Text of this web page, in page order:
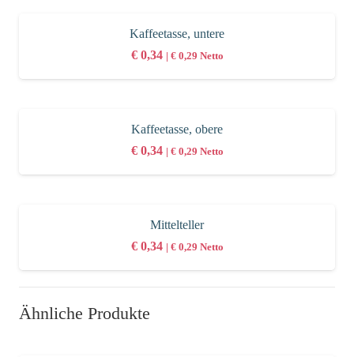
Kaffeetasse, untere
€0,34 €0,29 Netto
Kaffeetasse, obere
€0,34 €0,29 Netto
Mittelteller
€0,34 €0,29 Netto
Ähnliche Produkte